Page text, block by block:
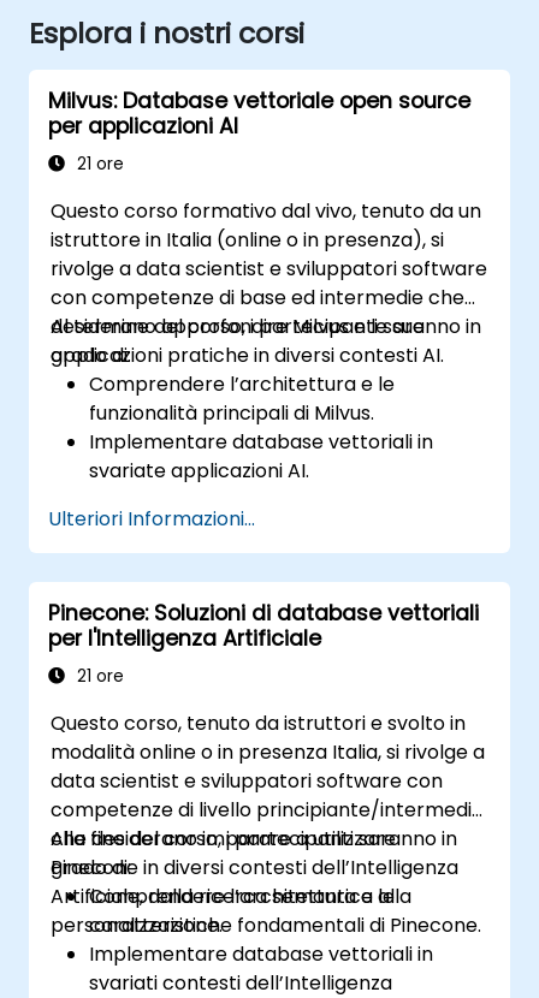
Esplora i nostri corsi
Milvus: Database vettoriale open source
per applicazioni AI
21 ore
Questo corso formativo dal vivo, tenuto da un
istruttore in Italia (online o in presenza), si
rivolge a data scientist e sviluppatori software
con competenze di base ed intermedie che
desiderano approfondire Milvus e le sue
applicazioni pratiche in diversi contesti AI.
Al termine del corso, i partecipanti saranno in
grado di:
Comprendere l’architettura e le
funzionalità principali di Milvus.
Implementare database vettoriali in
svariate applicazioni AI.
elevata precisione e velocità.
Utilizzare Milvus per affrontare sfide reali
nel campo dell’intelligenza artificiale.
Ulteriori Informazioni...
Pinecone: Soluzioni di database vettoriali
per l'Intelligenza Artificiale
21 ore
Questo corso, tenuto da istruttori e svolto in
modalità online o in presenza Italia, si rivolge a
data scientist e sviluppatori software con
competenze di livello principiante/intermedio
che desiderano imparare a utilizzare
Pinecone in diversi contesti dell’Intelligenza
Artificiale, dalla ricerca semantica alla
personalizzazione.
Alla fine del corso, i partecipanti saranno in
grado di:
Comprendere l’architettura e le
caratteristiche fondamentali di Pinecone.
Implementare database vettoriali in
svariati contesti dell’Intelligenza